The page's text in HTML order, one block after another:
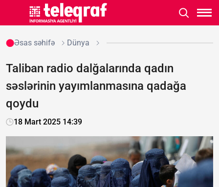
Əsas səhifə Dünya
Taliban radio dalğalarında qadın
səslərinin yayımlanmasına qadağa
qoydu
18 Mart 2025 14:39